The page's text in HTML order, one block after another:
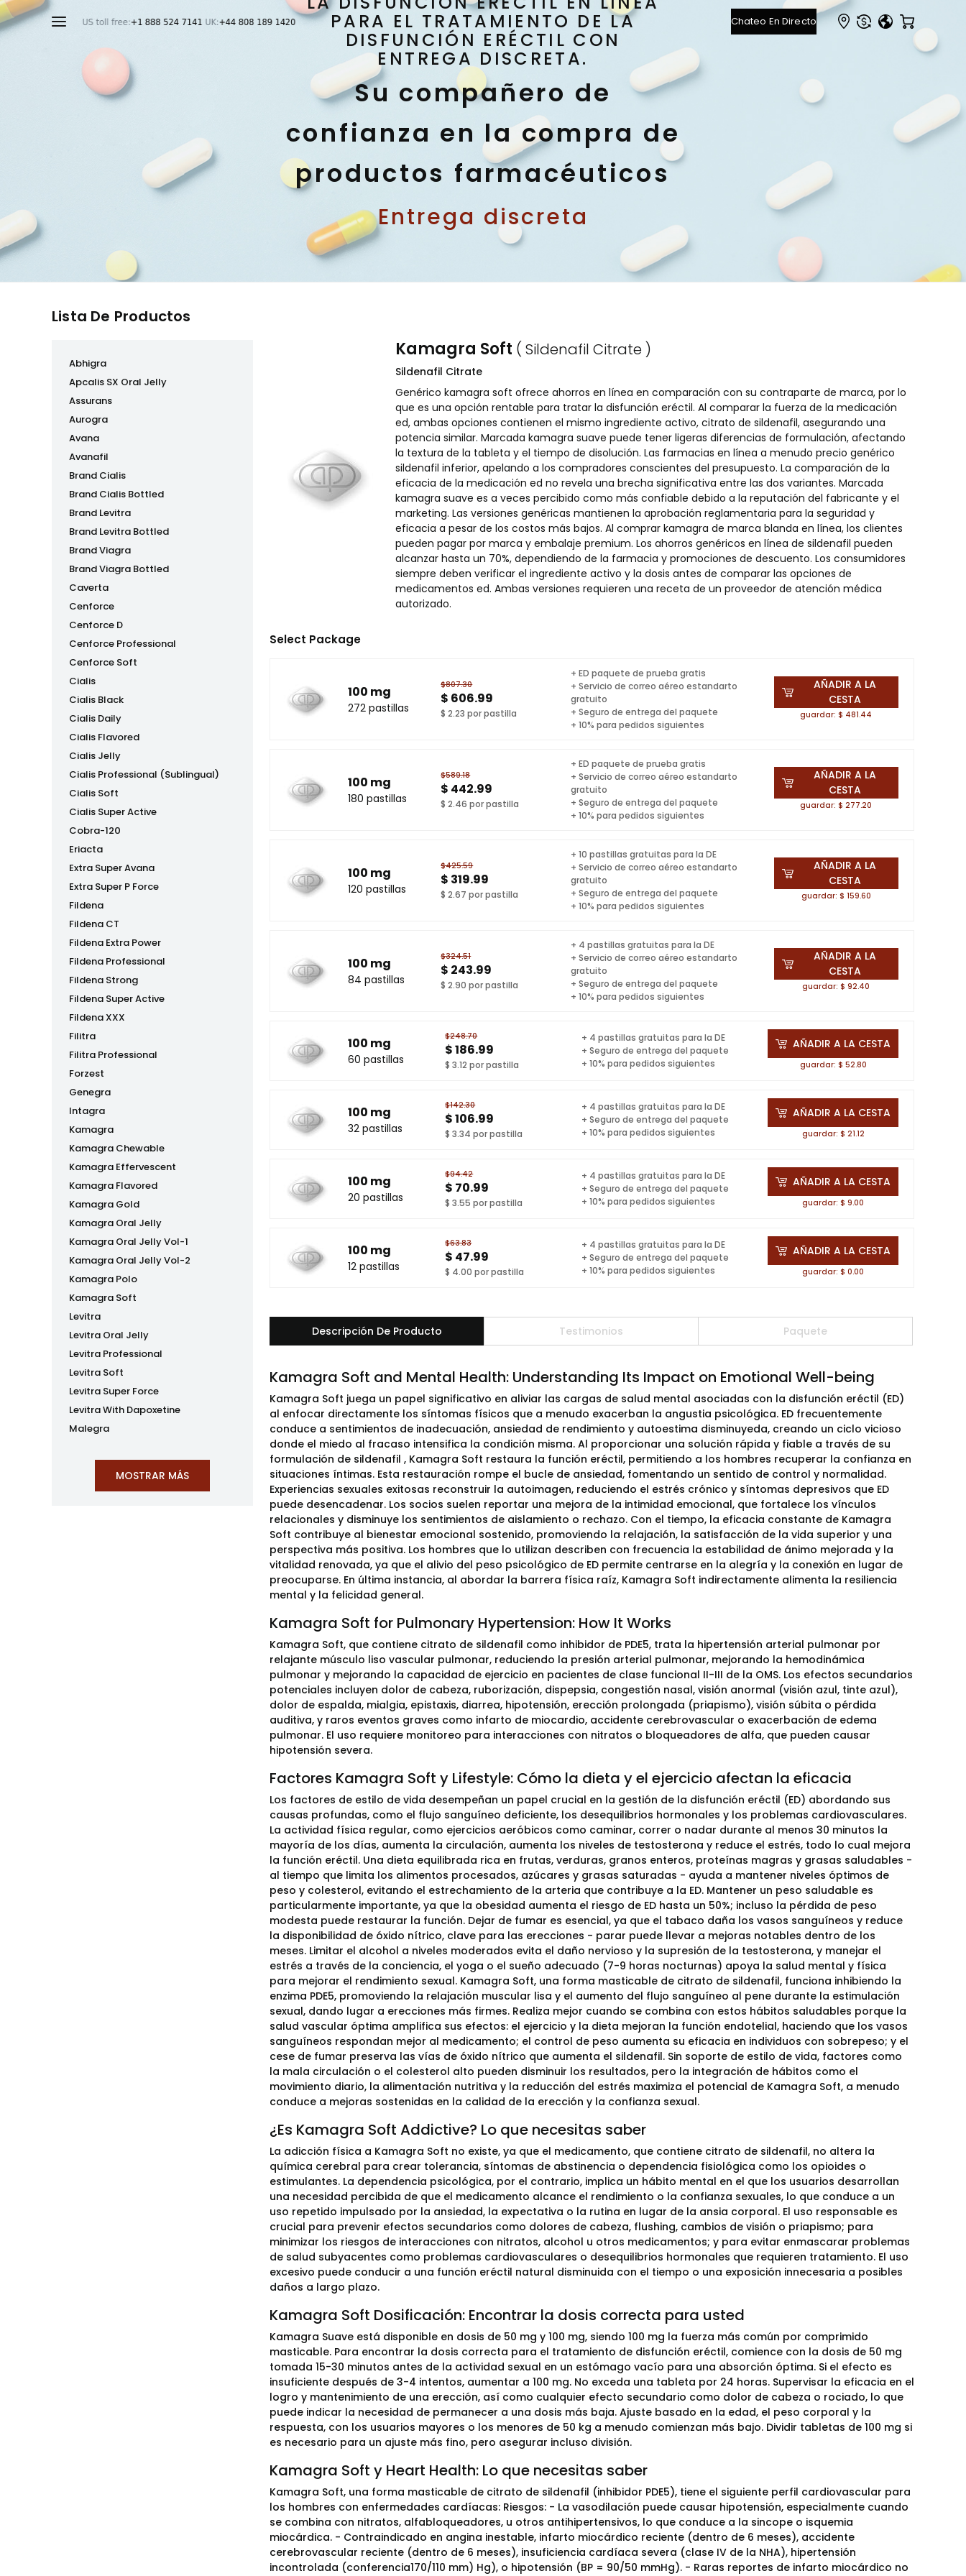
PARA EL TRATAMIENTO DE LA
DISFUNCIÓN ERÉCTIL CON
ENTREGA DISCRETA.
Su compañero de
confianza en la compra de
productos farmacéuticos
Entrega discreta
Lista De Productos
Abhigra
Apcalis SX Oral Jelly
Assurans
Aurogra
Avana
Avanafil
Brand Cialis
Brand Cialis Bottled
Brand Levitra
Brand Levitra Bottled
Brand Viagra
Brand Viagra Bottled
Caverta
Cenforce
Cenforce D
Cenforce Professional
Cenforce Soft
Cialis
Cialis Black
Cialis Daily
Cialis Flavored
Cialis Jelly
Cialis Professional (Sublingual)
Cialis Soft
Cialis Super Active
Cobra-120
Eriacta
Extra Super Avana
Extra Super P Force
Fildena
Fildena CT
Fildena Extra Power
Fildena Professional
Fildena Strong
Fildena Super Active
Fildena XXX
Filitra
Filitra Professional
Forzest
Genegra
Intagra
Kamagra
Kamagra Chewable
Kamagra Effervescent
Kamagra Flavored
Kamagra Gold
Kamagra Oral Jelly
Kamagra Oral Jelly Vol-1
Kamagra Oral Jelly Vol-2
Kamagra Polo
Kamagra Soft
Levitra
Levitra Oral Jelly
Levitra Professional
Levitra Soft
Levitra Super Force
Levitra With Dapoxetine
Malegra
Kamagra Soft ( Sildenafil Citrate )
Sildenafil Citrate
Genérico kamagra soft ofrece ahorros en línea en comparación con su contraparte de marca, por lo
que es una opción rentable para tratar la disfunción eréctil. Al comparar la fuerza de la medicación
ed, ambas opciones contienen el mismo ingrediente activo, citrato de sildenafil, asegurando una
potencia similar. Marcada kamagra suave puede tener ligeras diferencias de formulación, afectando
la textura de la tableta y el tiempo de disolución. Las farmacias en línea a menudo precio genérico
sildenafil inferior, apelando a los compradores conscientes del presupuesto. La comparación de la
eficacia de la medicación ed no revela una brecha significativa entre las dos variantes. Marcada
kamagra suave es a veces percibido como más confiable debido a la reputación del fabricante y el
marketing. Las versiones genéricas mantienen la aprobación reglamentaria para la seguridad y
eficacia a pesar de los costos más bajos. Al comprar kamagra de marca blanda en línea, los clientes
pueden pagar por marca y embalaje premium. Los ahorros genéricos en línea de sildenafil pueden
alcanzar hasta un 70%, dependiendo de la farmacia y promociones de descuento. Los consumidores
siempre deben verificar el ingrediente activo y la dosis antes de comparar las opciones de
medicamentos ed. Ambas versiones requieren una receta de un proveedor de atención médica
autorizado.
Select Package
100 mg
272 pastillas
$807.30
$ 606.99
$ 2.23 por pastilla
+ ED paquete de prueba gratis
+ Servicio de correo aéreo estandarto
gratuito
+ Seguro de entrega del paquete
+ 10% para pedidos siguientes
AÑADIR A LA
CESTA
guardar: $ 481.44
100 mg
180 pastillas
$589.18
$ 442.99
$ 2.46 por pastilla
+ ED paquete de prueba gratis
+ Servicio de correo aéreo estandarto
gratuito
+ Seguro de entrega del paquete
+ 10% para pedidos siguientes
AÑADIR A LA
CESTA
guardar: $ 277.20
100 mg
120 pastillas
$425.59
$ 319.99
$ 2.67 por pastilla
+ 10 pastillas gratuitas para la DE
+ Servicio de correo aéreo estandarto
gratuito
+ Seguro de entrega del paquete
+ 10% para pedidos siguientes
AÑADIR A LA
CESTA
guardar: $ 159.60
100 mg
84 pastillas
$324.51
$ 243.99
$ 2.90 por pastilla
+ 4 pastillas gratuitas para la DE
+ Servicio de correo aéreo estandarto
gratuito
+ Seguro de entrega del paquete
+ 10% para pedidos siguientes
AÑADIR A LA
CESTA
guardar: $ 92.40
100 mg
60 pastillas
$248.70
$ 186.99
$ 3.12 por pastilla
+ 4 pastillas gratuitas para la DE
+ Seguro de entrega del paquete
+ 10% para pedidos siguientes
AÑADIR A LA CESTA
guardar: $ 52.80
100 mg
32 pastillas
$142.30
$ 106.99
$ 3.34 por pastilla
+ 4 pastillas gratuitas para la DE
+ Seguro de entrega del paquete
+ 10% para pedidos siguientes
AÑADIR A LA CESTA
guardar: $ 21.12
100 mg
20 pastillas
$94.42
$ 70.99
$ 3.55 por pastilla
+ 4 pastillas gratuitas para la DE
+ Seguro de entrega del paquete
+ 10% para pedidos siguientes
AÑADIR A LA CESTA
guardar: $ 9.00
100 mg
12 pastillas
$63.83
$ 47.99
$ 4.00 por pastilla
+ 4 pastillas gratuitas para la DE
+ Seguro de entrega del paquete
+ 10% para pedidos siguientes
AÑADIR A LA CESTA
guardar: $ 0.00
Descripción De Producto Testimonios Paquete
Kamagra Soft and Mental Health: Understanding Its Impact on Emotional Well-being
Kamagra Soft juega un papel significativo en aliviar las cargas de salud mental asociadas con la disfunción eréctil (ED)
al enfocar directamente los síntomas físicos que a menudo exacerban la angustia psicológica. ED frecuentemente
conduce a sentimientos de inadecuación, ansiedad de rendimiento y autoestima disminuyeda, creando un ciclo vicioso
donde el miedo al fracaso intensifica la condición misma. Al proporcionar una solución rápida y fiable a través de su
formulación de sildenafil , Kamagra Soft restaura la función eréctil, permitiendo a los hombres recuperar la confianza en
situaciones íntimas. Esta restauración rompe el bucle de ansiedad, fomentando un sentido de control y normalidad.
Experiencias sexuales exitosas reconstruir la autoimagen, reduciendo el estrés crónico y síntomas depresivos que ED
puede desencadenar. Los socios suelen reportar una mejora de la intimidad emocional, que fortalece los vínculos
relacionales y disminuye los sentimientos de aislamiento o rechazo. Con el tiempo, la eficacia constante de Kamagra
Soft contribuye al bienestar emocional sostenido, promoviendo la relajación, la satisfacción de la vida superior y una
perspectiva más positiva. Los hombres que lo utilizan describen con frecuencia la estabilidad de ánimo mejorada y la
vitalidad renovada, ya que el alivio del peso psicológico de ED permite centrarse en la alegría y la conexión en lugar de
preocuparse. En última instancia, al abordar la barrera física raíz, Kamagra Soft indirectamente alimenta la resiliencia
mental y la felicidad general.
Kamagra Soft for Pulmonary Hypertension: How It Works
Kamagra Soft, que contiene citrato de sildenafil como inhibidor de PDE5, trata la hipertensión arterial pulmonar por
relajante músculo liso vascular pulmonar, reduciendo la presión arterial pulmonar, mejorando la hemodinámica
pulmonar y mejorando la capacidad de ejercicio en pacientes de clase funcional II-III de la OMS. Los efectos secundarios
potenciales incluyen dolor de cabeza, ruborización, dispepsia, congestión nasal, visión anormal (visión azul, tinte azul),
dolor de espalda, mialgia, epistaxis, diarrea, hipotensión, erección prolongada (priapismo), visión súbita o pérdida
auditiva, y raros eventos graves como infarto de miocardio, accidente cerebrovascular o exacerbación de edema
pulmonar. El uso requiere monitoreo para interacciones con nitratos o bloqueadores de alfa, que pueden causar
hipotensión severa.
Factores Kamagra Soft y Lifestyle: Cómo la dieta y el ejercicio afectan la eficacia
Los factores de estilo de vida desempeñan un papel crucial en la gestión de la disfunción eréctil (ED) abordando sus
causas profundas, como el flujo sanguíneo deficiente, los desequilibrios hormonales y los problemas cardiovasculares.
La actividad física regular, como ejercicios aeróbicos como caminar, correr o nadar durante al menos 30 minutos la
mayoría de los días, aumenta la circulación, aumenta los niveles de testosterona y reduce el estrés, todo lo cual mejora
la función eréctil. Una dieta equilibrada rica en frutas, verduras, granos enteros, proteínas magras y grasas saludables -
al tiempo que limita los alimentos procesados, azúcares y grasas saturadas - ayuda a mantener niveles óptimos de
peso y colesterol, evitando el estrechamiento de la arteria que contribuye a la ED. Mantener un peso saludable es
particularmente importante, ya que la obesidad aumenta el riesgo de ED hasta un 50%; incluso la pérdida de peso
modesta puede restaurar la función. Dejar de fumar es esencial, ya que el tabaco daña los vasos sanguíneos y reduce
la disponibilidad de óxido nítrico, clave para las erecciones - parar puede llevar a mejoras notables dentro de los
meses. Limitar el alcohol a niveles moderados evita el daño nervioso y la supresión de la testosterona, y manejar el
estrés a través de la conciencia, el yoga o el sueño adecuado (7-9 horas nocturnas) apoya la salud mental y física
para mejorar el rendimiento sexual. Kamagra Soft, una forma masticable de citrato de sildenafil, funciona inhibiendo la
enzima PDE5, promoviendo la relajación muscular lisa y el aumento del flujo sanguíneo al pene durante la estimulación
sexual, dando lugar a erecciones más firmes. Realiza mejor cuando se combina con estos hábitos saludables porque la
salud vascular óptima amplifica sus efectos: el ejercicio y la dieta mejoran la función endotelial, haciendo que los vasos
sanguíneos respondan mejor al medicamento; el control de peso aumenta su eficacia en individuos con sobrepeso; y el
cese de fumar preserva las vías de óxido nítrico que aumenta el sildenafil. Sin soporte de estilo de vida, factores como
la mala circulación o el colesterol alto pueden disminuir los resultados, pero la integración de hábitos como el
movimiento diario, la alimentación nutritiva y la reducción del estrés maximiza el potencial de Kamagra Soft, a menudo
conduce a mejoras sostenidas en la calidad de la erección y la confianza sexual.
¿Es Kamagra Soft Addictive? Lo que necesitas saber
La adicción física a Kamagra Soft no existe, ya que el medicamento, que contiene citrato de sildenafil, no altera la
química cerebral para crear tolerancia, síntomas de abstinencia o dependencia fisiológica como los opioides o
estimulantes. La dependencia psicológica, por el contrario, implica un hábito mental en el que los usuarios desarrollan
una necesidad percibida de que el medicamento alcance el rendimiento o la confianza sexuales, lo que conduce a un
uso repetido impulsado por la ansiedad, la expectativa o la rutina en lugar de la ansia corporal. El uso responsable es
crucial para prevenir efectos secundarios como dolores de cabeza, flushing, cambios de visión o priapismo; para
minimizar los riesgos de interacciones con nitratos, alcohol u otros medicamentos; y para evitar enmascarar problemas
de salud subyacentes como problemas cardiovasculares o desequilibrios hormonales que requieren tratamiento. El uso
excesivo puede conducir a una función eréctil natural disminuida con el tiempo o una exposición innecesaria a posibles
daños a largo plazo.
Kamagra Soft Dosificación: Encontrar la dosis correcta para usted
Kamagra Suave está disponible en dosis de 50 mg y 100 mg, siendo 100 mg la fuerza más común por comprimido
masticable. Para encontrar la dosis correcta para el tratamiento de disfunción eréctil, comience con la dosis de 50 mg
tomada 15-30 minutos antes de la actividad sexual en un estómago vacío para una absorción óptima. Si el efecto es
insuficiente después de 3-4 intentos, aumentar a 100 mg. No exceda una tableta por 24 horas. Supervisar la eficacia en el
logro y mantenimiento de una erección, así como cualquier efecto secundario como dolor de cabeza o rociado, lo que
puede indicar la necesidad de permanecer a una dosis más baja. Ajuste basado en la edad, el peso corporal y la
respuesta, con los usuarios mayores o los menores de 50 kg a menudo comienzan más bajo. Dividir tabletas de 100 mg si
es necesario para un ajuste más fino, pero asegurar incluso división.
Kamagra Soft y Heart Health: Lo que necesitas saber
Kamagra Soft, una forma masticable de citrato de sildenafil (inhibidor PDE5), tiene el siguiente perfil cardiovascular para
los hombres con enfermedades cardíacas: Riesgos: - La vasodilación puede causar hipotensión, especialmente cuando
se combina con nitratos, alfabloqueadores, u otros antihipertensivos, lo que conduce a la sincope o isquemia
miocárdica. - Contraindicado en angina inestable, infarto miocárdico reciente (dentro de 6 meses), accidente
cerebrovascular reciente (dentro de 6 meses), insuficiencia cardíaca severa (clase IV de la NHA), hipertensión
incontrolada (conferencia170/110 mm) Hg), o hipotensión (BP = 90/50 mmHg). - Raras reportes de infarto miocárdico no